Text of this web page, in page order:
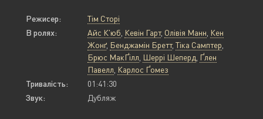
Режисер:
Тім Сторі
В ролях:
Айс К'юб Кевін Гарт, Олівія Манн Кен
Жонґ, Бенджамін Бретт, Тіка Самптер
Брюс МакҐілл Шеррі Шеперд Ґлен
Павелл Карлос Ґомез
Тривалість:
01:41:30
Звук:
Дубляж